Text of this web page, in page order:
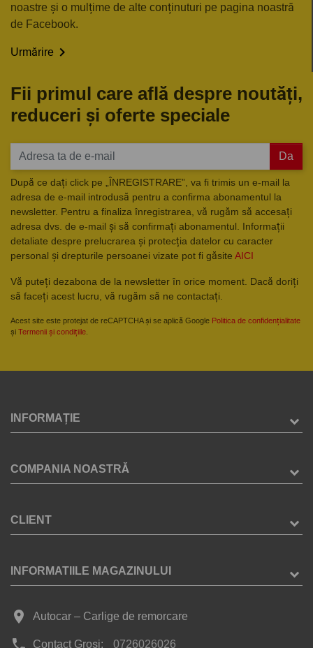
noastre și o mulțime de alte conținuturi pe pagina noastră
de Facebook.
Urmărire 
Fii primul care află despre noutăți,
reduceri și oferte speciale
Da
După ce dați click pe „ÎNREGISTRARE”, va fi trimis un e-mail la
adresa de e-mail introdusă pentru a confirma abonamentul la
newsletter. Pentru a finaliza înregistrarea, vă rugăm să accesați
adresa dvs. de e-mail și să confirmați abonamentul. Informații
detaliate despre prelucrarea și protecția datelor cu caracter
personal și drepturile persoanei vizate pot fi găsite AICI
Vă puteți dezabona de la newsletter în orice moment. Dacă doriți
să faceți acest lucru, vă rugăm să ne contactați.
Acest site este protejat de reCAPTCHA și se aplică Google Politica de confidențialitate
și Termenii și condițiile
INFORMAȚIE
COMPANIA NOASTRĂ
CLIENT
INFORMATIILE MAGAZINULUI
place Autocar – Carlige de remorcare
phone Contact Groși: 0726026026